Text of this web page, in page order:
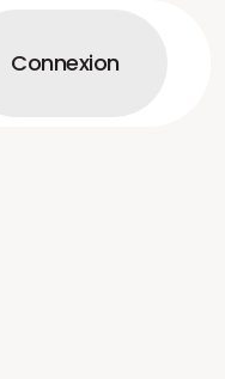
Connexion